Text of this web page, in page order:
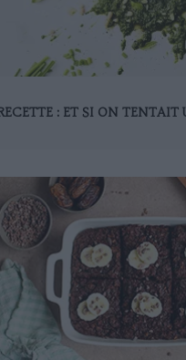
: ET SI ON TENTAIT